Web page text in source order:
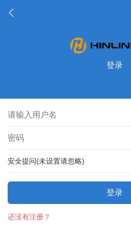
登录
安全提问(未设置请忽略)
登录
还没有注册？